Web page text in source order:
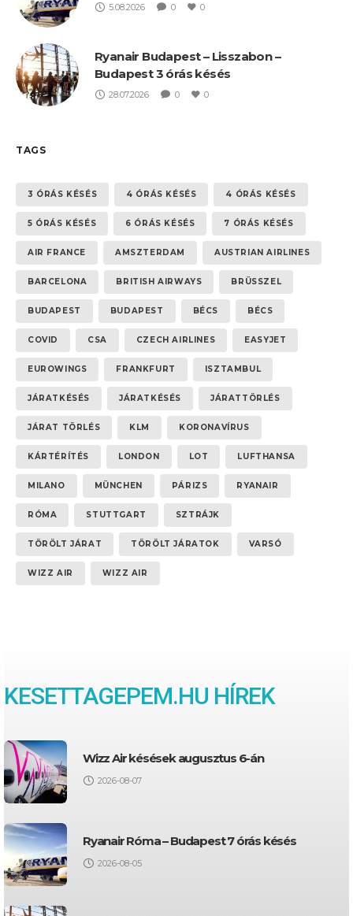
5.08.2026 0 0
Ryanair Budapest – Lisszabon –
Budapest 3 órás késés
28.07.2026 0 0
TAGS
3 ÓRÁS KÉSÉS 4 ÓRÁS KÉSÉS 4 ÓRÁS KÉSÉS
5 ÓRÁS KÉSÉS 6 ÓRÁS KÉSÉS 7 ÓRÁS KÉSÉS
AIR FRANCE AMSZTERDAM AUSTRIAN AIRLINES
BARCELONA BRITISH AIRWAYS BRÜSSZEL
BUDAPEST BUDAPEST BÉCS BÉCS
COVID CSA CZECH AIRLINES EASYJET
EUROWINGS FRANKFURT ISZTAMBUL
JÁRATKÉSÉS JÁRATKÉSÉS JÁRATTÖRLÉS
JÁRAT TÖRLÉS KLM KORONAVÍRUS
KÁRTÉRÍTÉS LONDON LOT LUFTHANSA
MILANO MÜNCHEN PÁRIZS RYANAIR
RÓMA STUTTGART SZTRÁJK
TÖRÖLT JÁRAT TÖRÖLT JÁRATOK VARSÓ
WIZZ AIR WIZZ AIR
KESETTAGEPEM.HU HÍREK
Wizz Air késések augusztus 6-án
2026-08-07
Ryanair Róma – Budapest 7 órás késés
2026-08-05